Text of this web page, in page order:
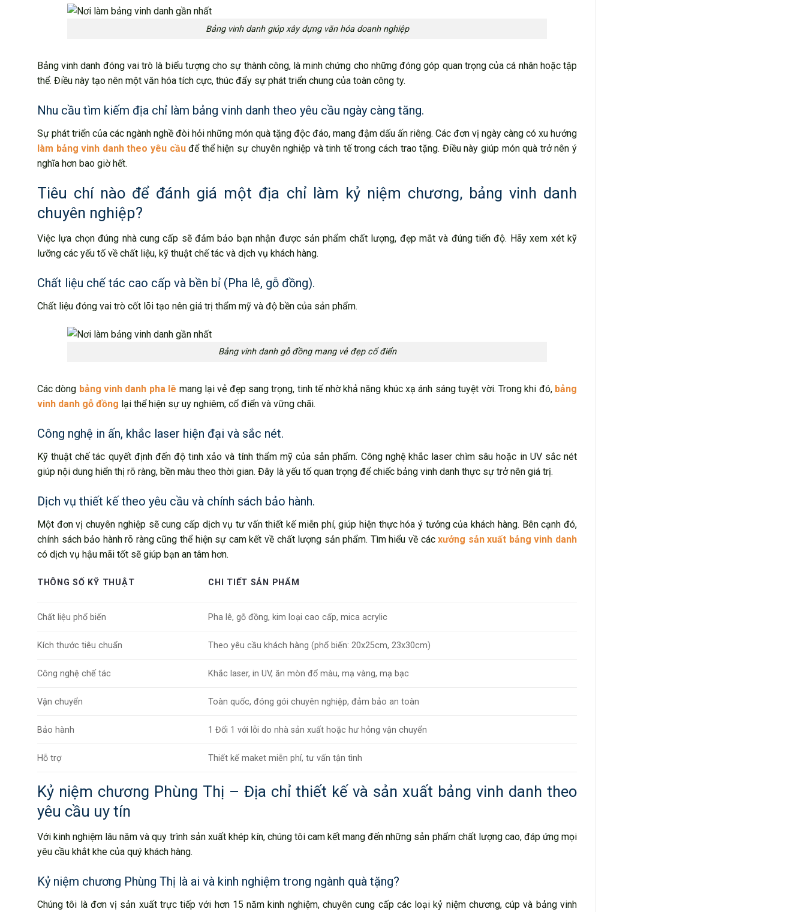
Bảng vinh danh giúp xây dựng văn hóa doanh nghiệp
Bảng vinh danh đóng vai trò là biểu tượng cho sự thành công, là minh chứng cho những đóng góp quan trọng của cá nhân hoặc tập
thể. Điều này tạo nên một văn hóa tích cực, thúc đẩy sự phát triển chung của toàn công ty.
Nhu cầu tìm kiếm địa chỉ làm bảng vinh danh theo yêu cầu ngày càng tăng.
Sự phát triển của các ngành nghề đòi hỏi những món quà tặng độc đáo, mang đậm dấu ấn riêng. Các đơn vị ngày càng có xu hướng
làm bảng vinh danh theo yêu cầuđể thể hiện sự chuyên nghiệp và tinh tế trong cách trao tặng. Điều này giúp món quà trở nên ý
nghĩa hơn bao giờ hết.
Tiêu chí nào để đánh giá một địa chỉ làm kỷ niệm chương, bảng vinh danh
chuyên nghiệp?
Việc lựa chọn đúng nhà cung cấp sẽ đảm bảo bạn nhận được sản phẩm chất lượng, đẹp mắt và đúng tiến độ. Hãy xem xét kỹ
lưỡng các yếu tố về chất liệu, kỹ thuật chế tác và dịch vụ khách hàng.
Chất liệu chế tác cao cấp và bền bỉ (Pha lê, gỗ đồng).
Chất liệu đóng vai trò cốt lõi tạo nên giá trị thẩm mỹ và độ bền của sản phẩm.
Bảng vinh danh gỗ đồng mang vẻ đẹp cổ điển
Các dòng bảng vinh danh pha lê mang lại vẻ đẹp sang trọng, tinh tế nhờ khả năng khúc xạ ánh sáng tuyệt vời. Trong khi đó, bảng
vinh danh gỗ đồng lại thể hiện sự uy nghiêm, cổ điển và vững chãi.
Công nghệ in ấn, khắc laser hiện đại và sắc nét.
Kỹ thuật chế tác quyết định đến độ tinh xảo và tính thẩm mỹ của sản phẩm. Công nghệ khắc laser chìm sâu hoặc in UV sắc nét
giúp nội dung hiển thị rõ ràng, bền màu theo thời gian. Đây là yếu tố quan trọng để chiếc bảng vinh danh thực sự trở nên giá trị.
Dịch vụ thiết kế theo yêu cầu và chính sách bảo hành.
Một đơn vị chuyên nghiệp sẽ cung cấp dịch vụ tư vấn thiết kế miễn phí, giúp hiện thực hóa ý tưởng của khách hàng. Bên cạnh đó,
chính sách bảo hành rõ ràng cũng thể hiện sự cam kết về chất lượng sản phẩm. Tìm hiểu về cácxưởng sản xuất bảng vinh danh
có dịch vụ hậu mãi tốt sẽ giúp bạn an tâm hơn.
THÔNG SỐ KỸ THUẬT CHI TIẾT SẢN PHẨM
Chất liệu phổ biến Pha lê, gỗ đồng, kim loại cao cấp, mica acrylic
Kích thước tiêu chuẩn Theo yêu cầu khách hàng (phổ biến: 20x25cm, 23x30cm)
Công nghệ chế tác Khắc laser, in UV, ăn mòn đổ màu, mạ vàng, mạ bạc
Vận chuyển Toàn quốc, đóng gói chuyên nghiệp, đảm bảo an toàn
Bảo hành 1 Đổi 1 với lỗi do nhà sản xuất hoặc hư hỏng vận chuyển
Hỗ trợ Thiết kế maket miễn phí, tư vấn tận tình
Kỷ niệm chương Phùng Thị – Địa chỉ thiết kế và sản xuất bảng vinh danh theo
yêu cầu uy tín
Với kinh nghiệm lâu năm và quy trình sản xuất khép kín, chúng tôi cam kết mang đến những sản phẩm chất lượng cao, đáp ứng mọi
yêu cầu khắt khe của quý khách hàng.
Kỷ niệm chương Phùng Thị là ai và kinh nghiệm trong ngành quà tặng?
Chúng tôi là đơn vị sản xuất trực tiếp với hơn 15 năm kinh nghiệm, chuyên cung cấp các loại kỷ niệm chương, cúp và bảng vinh